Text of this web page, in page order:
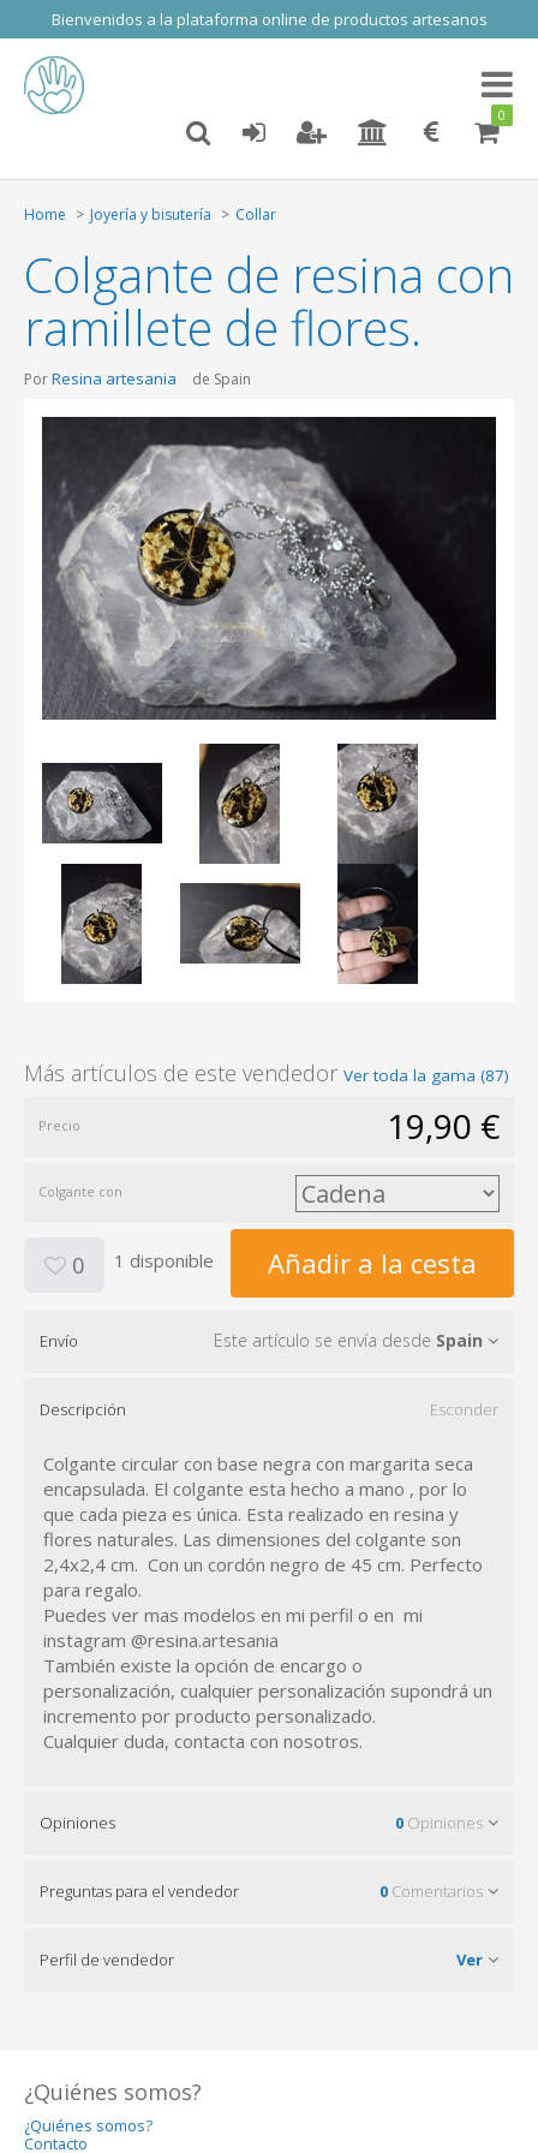
Bienvenidos a la plataforma online de productos artesanos
Toggle
0
Home Joyería y bisutería Collar
Colgante de resina con
ramillete de flores.
PorResina artesania de Spain
Más artículos de este vendedor Ver toda la gama (87)
Precio 19,90 €
Colgante con
0 1 disponible Añadir a la cesta
Envío Este artículo se envía desde Spain
Descripción Esconder
Colgante circular con base negra con margarita seca
encapsulada. El colgante esta hecho a mano , por lo
que cada pieza es única. Esta realizado en resina y
flores naturales. Las dimensiones del colgante son
2,4x2,4 cm. Con un cordón negro de 45 cm. Perfecto
para regalo.
Puedes ver mas modelos en mi perfil o en mi
instagram @resina.artesania
También existe la opción de encargo o
personalización, cualquier personalización supondrá un
incremento por producto personalizado.
Cualquier duda, contacta con nosotros.
Opiniones 0 Opiniones
Preguntas para el vendedor 0 Comentarios
Perfil de vendedor Ver
¿Quiénes somos?
¿Quiénes somos?
Contacto